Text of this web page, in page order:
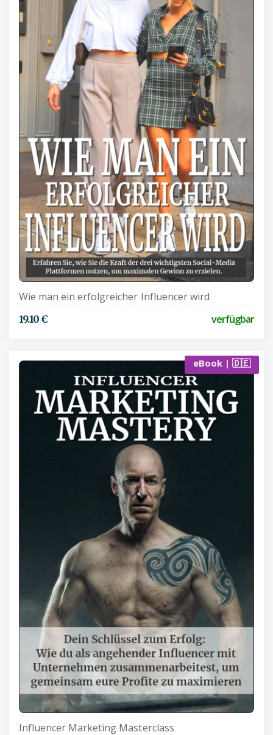
Wie man ein erfolgreicher Influencer wird
19.10 € verfügbar
eBook | 🇩🇪
Influencer Marketing Masterclass